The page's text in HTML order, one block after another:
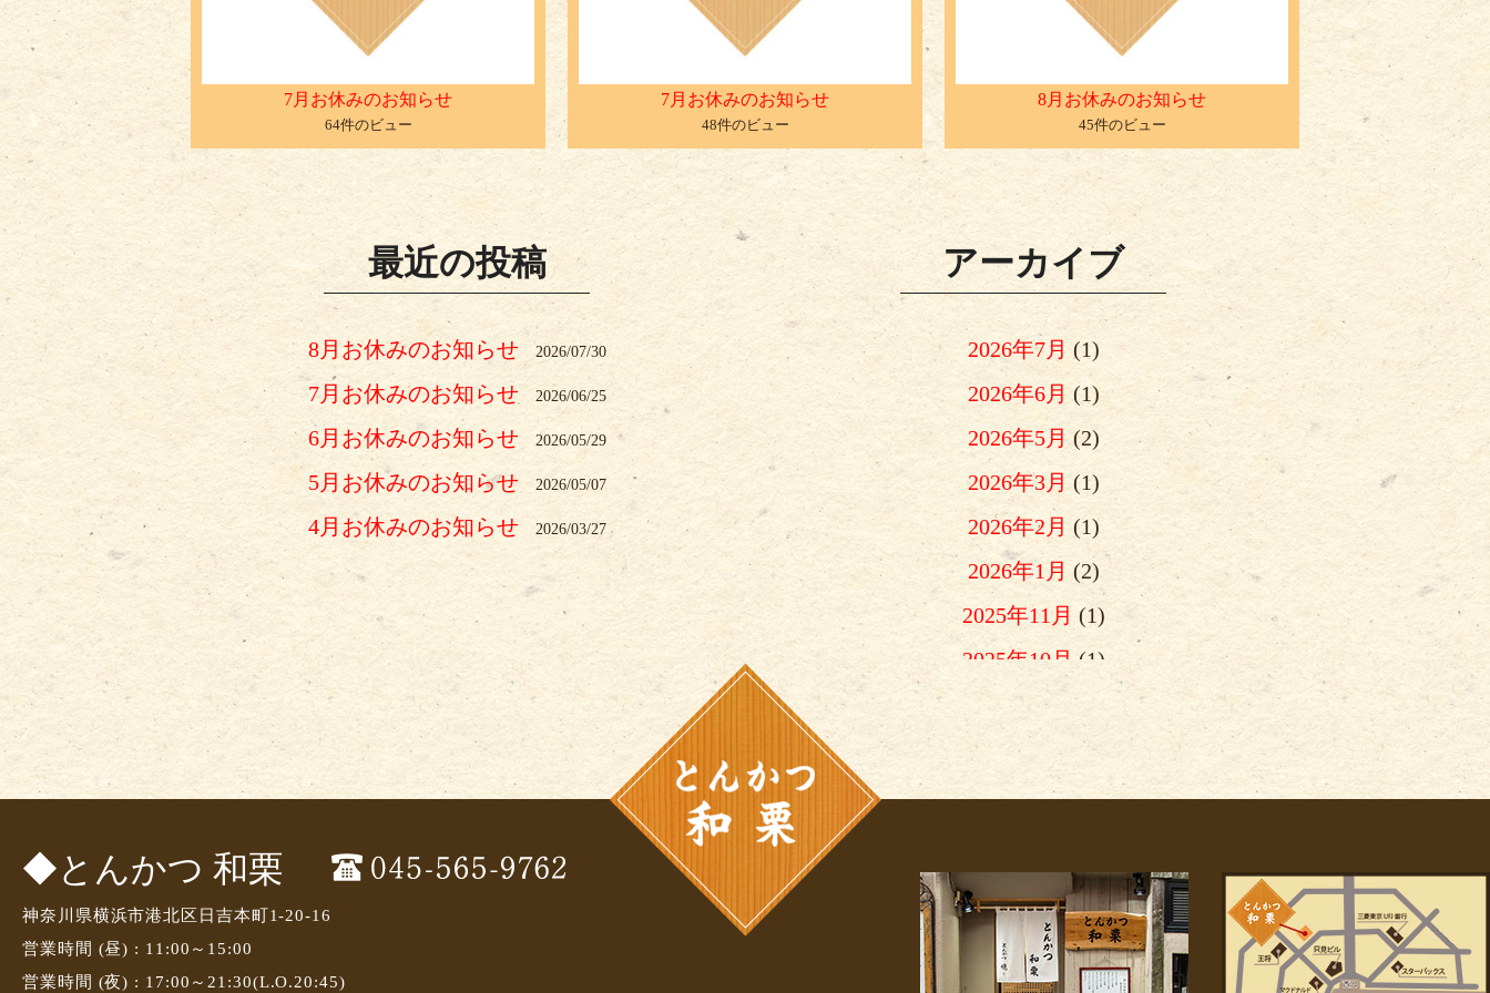
7月お休みのお知らせ
64件のビュー
7月お休みのお知らせ
48件のビュー
8月お休みのお知らせ
45件のビュー
最近の投稿
8月お休みのお知らせ 2026/07/30
7月お休みのお知らせ 2026/06/25
6月お休みのお知らせ 2026/05/29
5月お休みのお知らせ 2026/05/07
4月お休みのお知らせ 2026/03/27
アーカイブ
2026年7月 (1)
2026年6月(1)
2026年5月(2)
2026年3月 (1)
2026年2月 (1)
2026年1月 (2)
2025年11月 (1)
2025年10月 (1)
2025年9月
(1)
2025年8月
(1)
2025年7月
(1)
2025年4月(2)
2025年2月
(1)
◆とんかつ 和栗
神奈川県横浜市港北区日吉本町1-20-16
営業時間 (昼) : 11:00～15:00
営業時間 (夜) : 17:00～21:30(L.O.20:45)